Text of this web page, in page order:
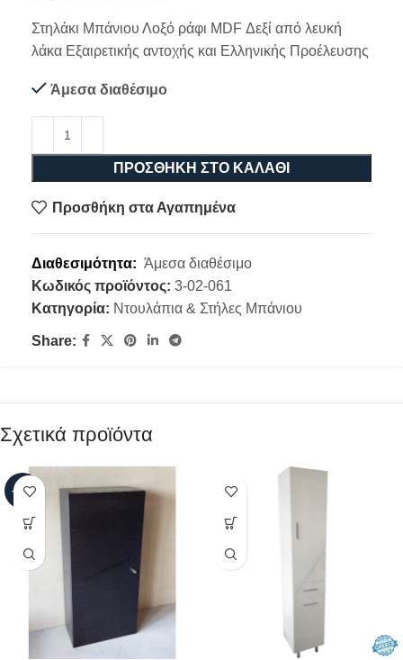
Στηλάκι Μπάνιου Λοξό ράφι MDF Δεξί από λευκή
λάκα Εξαιρετικής αντοχής και Ελληνικής Προέλευσης
Άμεσα διαθέσιμο
ΠΡΟΣΘΉΚΗ ΣΤΟ ΚΑΛΆΘΙ
Προσθήκη στα Αγαπημένα
Διαθεσιμότητα: Άμεσα διαθέσιμο
Κωδικός προϊόντος: 3-02-061
Κατηγορία: Ντουλάπια & Στήλες Μπάνιου
Share:
Σχετικά προϊόντα
-46%